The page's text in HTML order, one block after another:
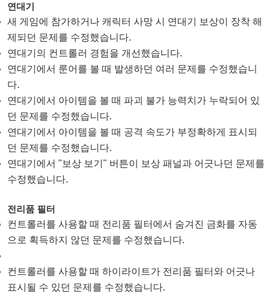
연대기
새 게임에 참가하거나 캐릭터 사망 시 연대기 보상이 장착 해
제되던 문제를 수정했습니다.
연대기의 컨트롤러 경험을 개선했습니다.
연대기에서 룬어를 볼 때 발생하던 여러 문제를 수정했습니
다.
연대기에서 아이템을 볼 때 파괴 불가 능력치가 누락되어 있
던 문제를 수정했습니다.
연대기에서 아이템을 볼 때 공격 속도가 부정확하게 표시되
던 문제를 수정했습니다.
연대기에서 "보상 보기" 버튼이 보상 패널과 어긋나던 문제를
수정했습니다.
전리품 필터
컨트롤러를 사용할 때 전리품 필터에서 숨겨진 금화를 자동
으로 획득하지 않던 문제를 수정했습니다.
컨트롤러를 사용할 때 하이라이트가 전리품 필터와 어긋나
표시될 수 있던 문제를 수정했습니다.